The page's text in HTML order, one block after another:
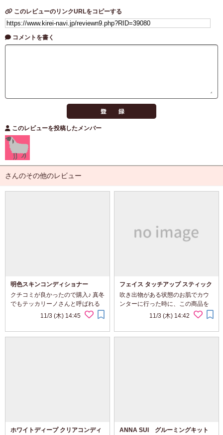
このレビューのリンクURLをコピーする
コメントを書く
このレビューを投稿したメンバー
さんのその他のレビュー
明色スキンコンディショナー
クチコミが良かったので購入♪ 真冬
でもテッカリーノさんと呼ばれる
程、 顔が+（0゜・∀・） + テカテ
ような化粧水です。 いや、化粧水
11/3 (木) 14:45
フェイス タッチアップ スティック
吹き出物がある状態のお肌でカウ
ンターに行った時に、この商品を
勧められました。 コンシーラーは
買う気がしなかったのですが、ニ
11/3 (木) 14:42
ホワイトディープ クリアコンディ
ANNA SUI グルーミングキット